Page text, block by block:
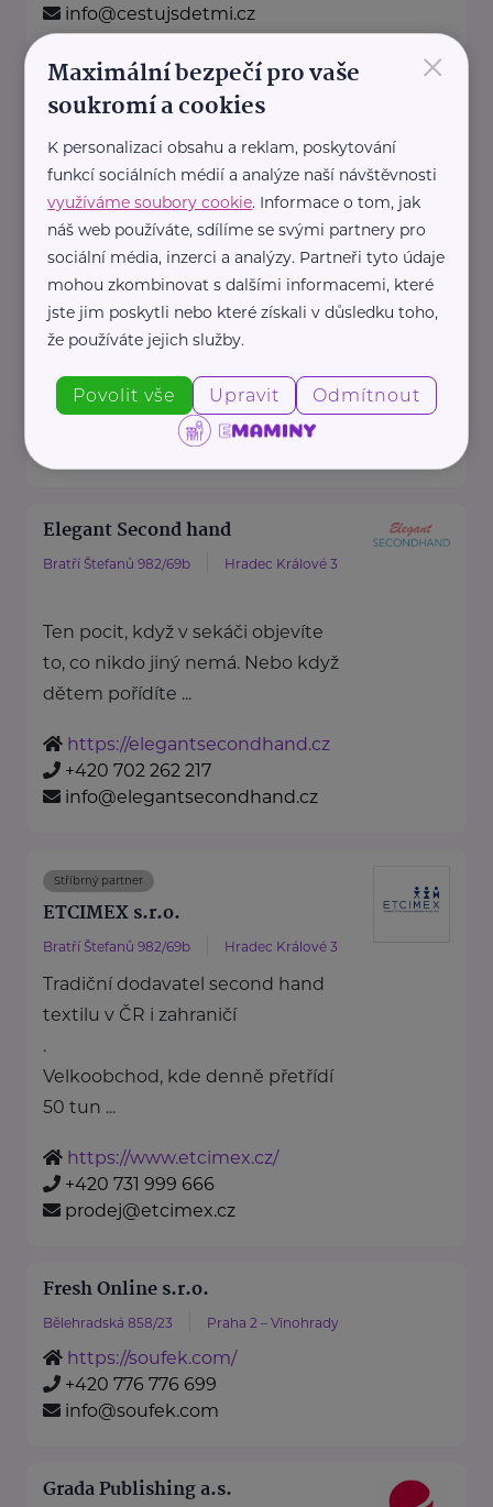
info@cestujsdetmi.cz
Český zahrádkářský svaz, z.s.
Redakce webu iZahrádkář.cz
e-mail: tomasek@zahradkari.cz
Redakce časopisu
Rokycanova 15, 130 00 Praha 3e-
mail: redakce@zahradkari.cz
tel.: 222 781 773
fax: ...
https://www.zahradkari.cz/
+420 222 782 710
ustredi@zahradkari.cz
Elegant Second hand
Bratří Štefanů 982/69b Hradec Králové 3
Ten pocit, když v sekáči objevíte
to, co nikdo jiný nemá. Nebo když
dětem pořídíte ...
https://elegantsecondhand.cz
+420 702 262 217
info@elegantsecondhand.cz
Stříbrný partner
ETCIMEX s.r.o.
Bratří Štefanů 982/69b Hradec Králové 3
Tradiční dodavatel second hand
textilu v ČR i zahraničí
.
Velkoobchod, kde denně přetřídí
50 tun ...
https://www.etcimex.cz/
+420 731 999 666
prodej@etcimex.cz
Fresh Online s.r.o.
Bělehradská 858/23 Praha 2 – Vinohrady
https://soufek.com/
+420 776 776 699
info@soufek.com
Grada Publishing a.s.
×
Maximální bezpečí pro vaše
soukromí a cookies
K personalizaci obsahu a reklam, poskytování
funkcí sociálních médií a analýze naší návštěvnosti
využíváme soubory cookie. Informace o tom, jak
náš web používáte, sdílíme se svými partnery pro
sociální média, inzerci a analýzy. Partneři tyto údaje
mohou zkombinovat s dalšími informacemi, které
jste jim poskytli nebo které získali v důsledku toho,
že používáte jejich služby.
Povolit vše Upravit Odmítnout